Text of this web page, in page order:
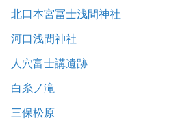
北口本宮冨士浅間神社
河口浅間神社
人穴富士講遺跡
白糸ノ滝
三保松原